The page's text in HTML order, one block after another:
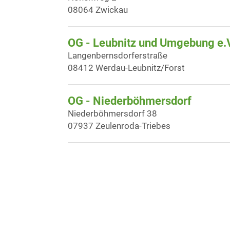
08064 Zwickau
OG - Leubnitz und Umgebung
Langenbernsdorferstraße
08412 Werdau-Leubnitz/Forst
OG - Niederböhmersdorf
Niederböhmersdorf 38
07937 Zeulenroda-Triebes